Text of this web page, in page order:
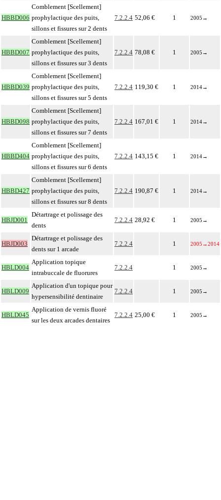
HBBD006
Comblement [Scellement]
prophylactique des puits,
sillons et fissures sur 2 dents
7.2.2.4 52,06 € 1 2005 →
HBBD007
Comblement [Scellement]
prophylactique des puits,
sillons et fissures sur 3 dents
7.2.2.4 78,08 € 1 2005 →
HBBD039
Comblement [Scellement]
prophylactique des puits,
sillons et fissures sur 5 dents
7.2.2.4 119,30 € 1 2014→
HBBD098
Comblement [Scellement]
prophylactique des puits,
sillons et fissures sur 7 dents
7.2.2.4 167,01 € 1 2014→
HBBD404
Comblement [Scellement]
prophylactique des puits,
sillons et fissures sur 6 dents
7.2.2.4 143,15 € 1 2014→
HBBD427
Comblement [Scellement]
prophylactique des puits,
sillons et fissures sur 8 dents
7.2.2.4 190,87 € 1 2014→
HBJD001
Détartrage et polissage des
dents
7.2.2.4 28,92 € 1 2005 →
HBJD003
Détartrage et polissage des
dents sur 1 arcade
7.2.2.4 1 2005 →2014
HBLD004
Application topique
intrabuccale de fluorures
7.2.2.4 1 2005 →
HBLD009
Application d'un topique pour
hypersensibilité dentinaire
7.2.2.4 1 2005 →
HBLD045
Application de vernis fluoré
sur les deux arcades dentaires
7.2.2.4 25,00 € 1 2005 →